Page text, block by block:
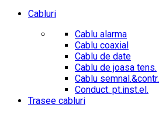
Cabluri
Cablu alarma
Cablu coaxial
Cablu de date
Cablu de joasa tens.
Cablu semnal.&contr.
Conduct. pt.inst.el.
Trasee cabluri